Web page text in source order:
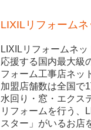
LIXILリフォームネ
LIXILリフォームネ
応援する国内最大級
フォーム工事店ネッ
加盟店舗数は全国で
水回り・窓・エクス
リフォームを行う、
スター」がいるお店